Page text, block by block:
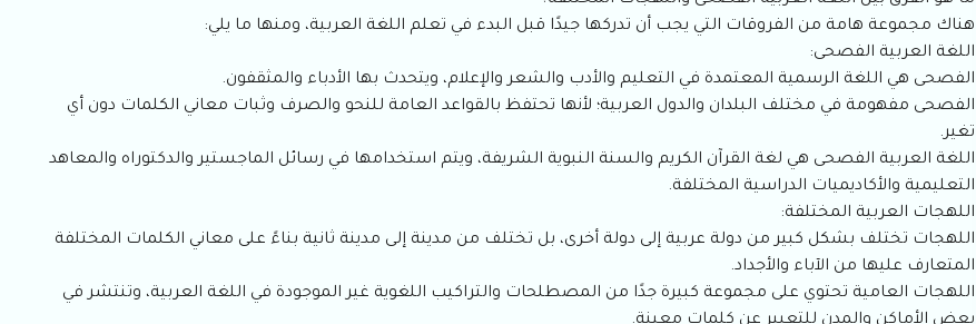
هناك مجموعة هامة من الفروقات التي يجب أن تدركها جيدًا قبل البدء في تعلم اللغة العربية، ومنها ما يلي:
اللغة العربية الفصحى:
الفصحى هي اللغة الرسمية المعتمدة في التعليم والأدب والشعر والإعلام، ويتحدث بها الأدباء والمثقفون.
الفصحى مفهومة في مختلف البلدان والدول العربية؛ لأنها تحتفظ بالقواعد العامة للنحو والصرف وثبات معاني الكلمات دون أي
تغير.
اللغة العربية الفصحى هي لغة القرآن الكريم والسنة النبوية الشريفة، ويتم استخدامها في رسائل الماجستير والدكتوراه والمعاهد
التعليمية والأكاديميات الدراسية المختلفة.
اللهجات العربية المختلفة:
اللهجات تختلف بشكل كبير من دولة عربية إلى دولة أخرى، بل تختلف من مدينة إلى مدينة ثانية بناءً على معاني الكلمات المختلفة
المتعارف عليها من الآباء والأجداد.
اللهجات العامية تحتوي على مجموعة كبيرة جدًا من المصطلحات والتراكيب اللغوية غير الموجودة في اللغة العربية، وتنتشر في